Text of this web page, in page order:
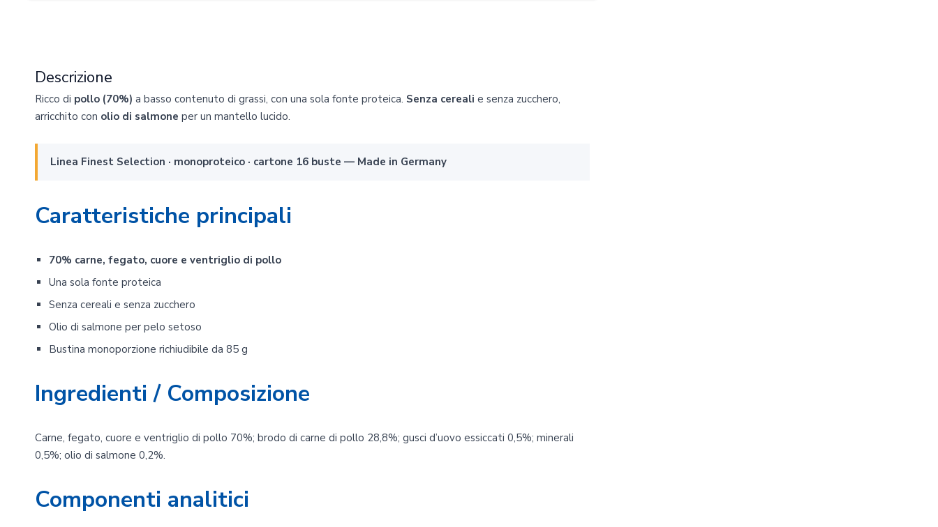
Descrizione
Ricco di pollo (70%) a basso contenuto di grassi, con una sola fonte proteica. Senza cereali e senza zucchero,
arricchito con olio di salmone per un mantello lucido.
Linea Finest Selection · monoproteico · cartone 16 buste — Made in Germany
Caratteristiche principali
70% carne, fegato, cuore e ventriglio di pollo
Una sola fonte proteica
Senza cereali e senza zucchero
Olio di salmone per pelo setoso
Bustina monoporzione richiudibile da 85 g
Ingredienti / Composizione
Carne, fegato, cuore e ventriglio di pollo 70%; brodo di carne di pollo 28,8%; gusci d’uovo essiccati 0,5%; minerali
0,5%; olio di salmone 0,2%.
Componenti analitici